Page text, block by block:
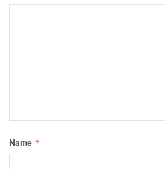
Name *